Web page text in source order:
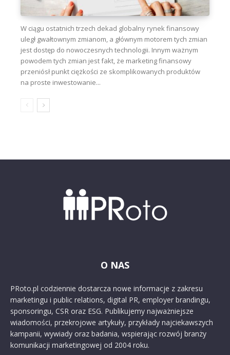
W ciągu ostatnich trzech dekad globalny rynek finansowy
uległ gwałtownym zmianom, a głównym motorem tych zmian
jest dostęp do nowoczesnych technologii. Innym ważnym
powodem tych zmian jest fakt, że marketing finansowy
przeniósł punkt ciężkości ze skomplikowanych produktów
na proste inwestowanie...
O NAS
PRoto.pl codziennie dostarcza nowe informacje z zakresu
marketingu i public relations, digital PR, employer brandingu,
sponsoringu, CSR oraz ESG. Publikujemy najważniejsze
wiadomości, przekrojowe artykuły, przykłady najciekawszych
kampanii, wywiady oraz badania, wspierając rozwój branży
komunikacji marketingowej od 2004 roku.